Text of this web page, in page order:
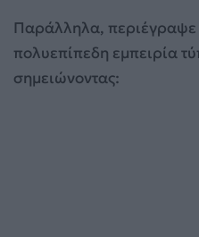
Παράλληλα, περιέγραψε
πολυεπίπεδη εμπειρία
σημειώνοντας: